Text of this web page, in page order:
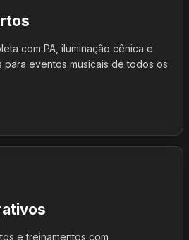
com PA, iluminação cênica e
para eventos musicais de todos os
e treinamentos com